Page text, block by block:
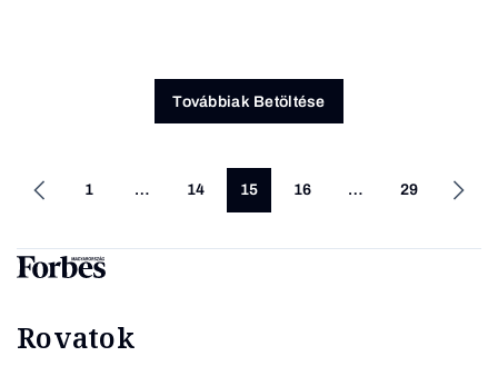
Továbbiak Betöltése
1 … 14 15 16 … 29
Rovatok